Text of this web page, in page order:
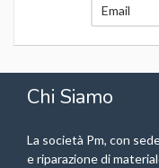
Chi Siamo
La società Pm, con
e riparazione di